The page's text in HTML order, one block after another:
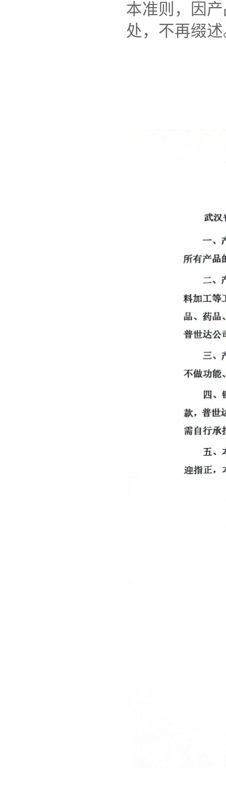
本准则，因
处，不再缀